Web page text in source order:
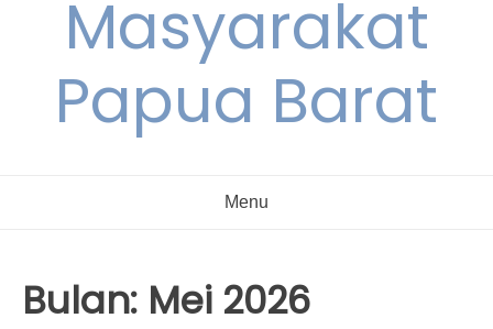
Masyarakat
Papua Barat
Menu
Bulan: Mei 2026